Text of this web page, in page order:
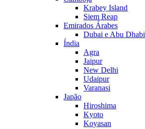
Krabey Island
Siem Reap
Emirados Árabes
Dubai e Abu Dhabi
Índia
Agra
Jaipur
New Delhi
Udaipur
Varanasi
Japão
Hiroshima
Kyoto
Koyasan